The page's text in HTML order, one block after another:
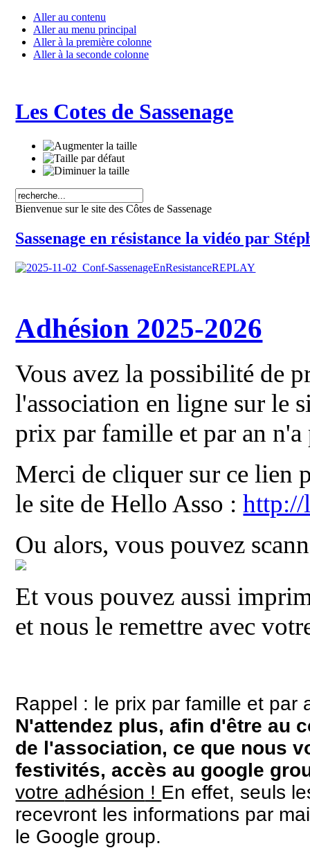
Aller au contenu
Aller au menu principal
Aller à la première colonne
Aller à la seconde colonne
Les Cotes de Sassenage
Bienvenue sur le site des Côtes de Sassenage
Sassenage en résistance la vidéo par
REPLAY
Adhésion 2025-2026
Vous avez la possibilité de
l'association en ligne sur le
prix par famille et par an n'a
Merci de cliquer sur ce lien
le site de Hello Asso :http://
Ou alors, vous pouvez
Et vous pouvez aussi
et nous le remettre avec
Rappel : le prix par famille et par
N'attendez plus, afin d'être au
de l'association, ce que nous
festivités, accès au google
votre adhésion ! En effet, seuls
recevront les informations par
le Google group.